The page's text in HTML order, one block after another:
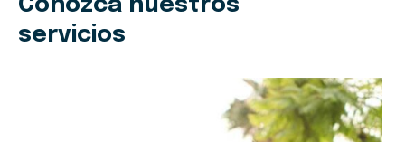
Conozca nuestros
servicios